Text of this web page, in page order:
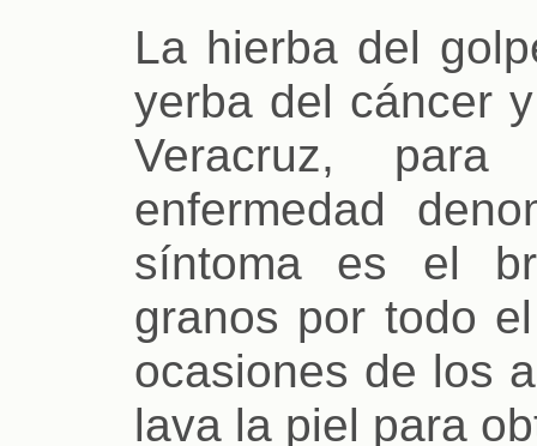
La hierba del
yerba del cáncer
Veracruz,
enfermedad
síntoma es el
granos por todo
ocasiones de los
lava la piel para